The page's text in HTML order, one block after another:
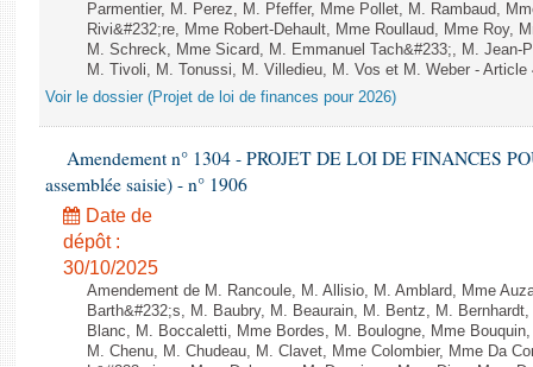
Parmentier, M. Perez, M. Pfeffer, Mme Pollet, M. Rambaud,
Rivi&#232;re, Mme Robert-Dehault, Mme Roullaud, Mme Roy,
M. Schreck, Mme Sicard, M. Emmanuel Tach&#233;, M. Jean-
M. Tivoli, M. Tonussi, M. Villedieu, M. Vos et M. Weber -
Voir le dossier (Projet de loi de finances pour 2026)
Amendement n° 1304 - PROJET DE LOI DE FINANCES
assemblée saisie) - n° 1906
Date de
dépôt :
30/10/2025
Amendement de M. Rancoule, M. Allisio, M. Amblard, Mme
Barth&#232;s, M. Baubry, M. Beaurain, M. Bentz, M.
Blanc, M. Boccaletti, Mme Bordes, M. Boulogne, Mme
M. Chenu, M. Chudeau, M. Clavet, Mme Colombier, Mme Da